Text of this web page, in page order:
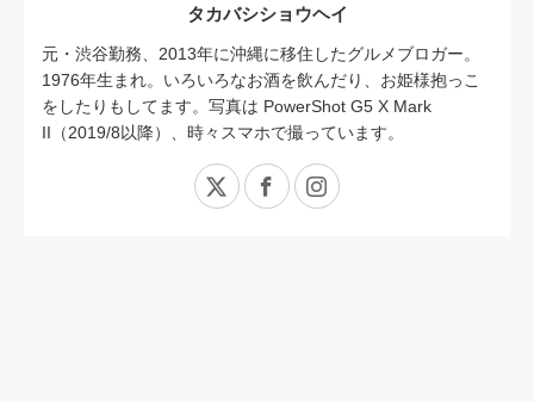
タカバシショウヘイ
元・渋谷勤務、2013年に沖縄に移住したグルメブロガー。
1976年生まれ。いろいろなお酒を飲んだり、お姫様抱っこ
をしたりもしてます。写真は PowerShot G5 X Mark
II（2019/8以降）、時々スマホで撮っています。
X FacebookInstagram